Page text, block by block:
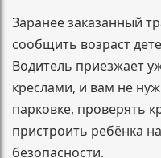
Заранее заказанный
сообщить возраст
Водитель приезжает
креслами, и вам не
парковке, проверять
пристроить ребёнка
безопасности.